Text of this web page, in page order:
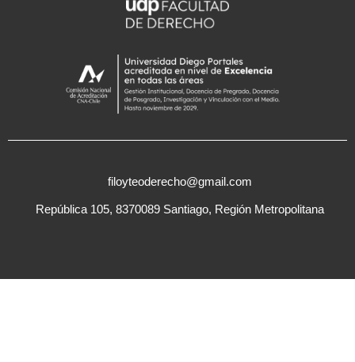
filoyteoderecho@gmail.com
República 105, 8370089 Santiago, Región Metropolitana